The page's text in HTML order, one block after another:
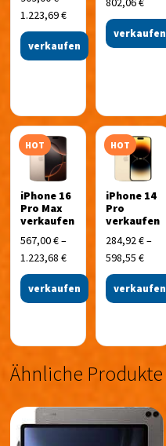
1.223,69€
verkaufen
verkaufen
HOT
iPhone 16
Pro Max
verkaufen
567,00€–
1.223,68€
verkaufen
HOT
iPhone 14
Pro
verkaufen
284,92€–
598,55 €
verkaufen
Ähnliche Produkte